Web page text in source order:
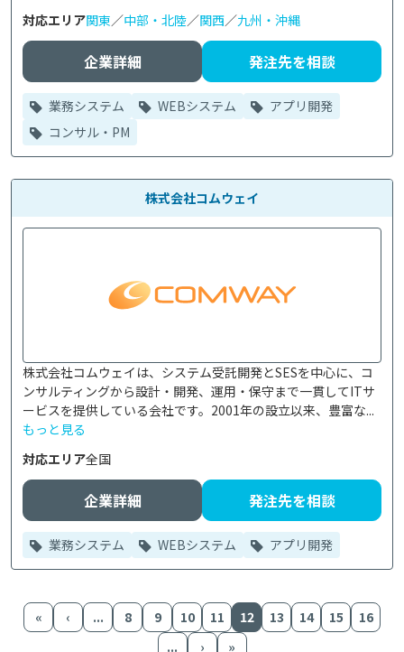
対応エリア関東／中部・北陸／関西／九州・沖縄
企業詳細 発注先を相談
業務システム WEBシステム
アプリ開発
コンサル・PM
株式会社コムウェイ
株式会社コムウェイは、システム受託開発とSESを中心に、コ
ンサルティングから設計・開発、運用・保守まで一貫してITサ
ービスを提供している会社です。2001年の設立以来、豊富な...
もっと見る
対応エリア全国
企業詳細 発注先を相談
業務システム WEBシステム アプリ開発
« ‹ ... 8 9 10 11 12 13 14 15
16
...
› »